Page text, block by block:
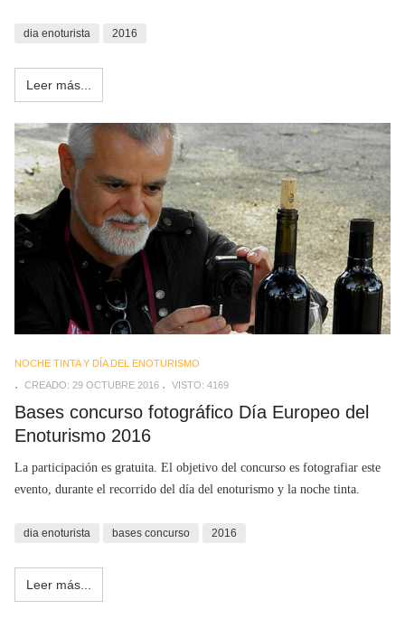
dia enoturista 2016
Leer más...
NOCHE TINTA Y DÍA DEL ENOTURISMO
CREADO: 29 OCTUBRE 2016
VISTO: 4169
Bases concurso fotográfico Día Europeo del
Enoturismo 2016
La participación es gratuita. El objetivo del concurso es fotografiar este
evento, durante el recorrido del día del enoturismo y la noche tinta.
dia enoturista bases concurso 2016
Leer más...